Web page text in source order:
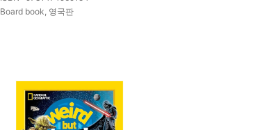
Board book, 영국판